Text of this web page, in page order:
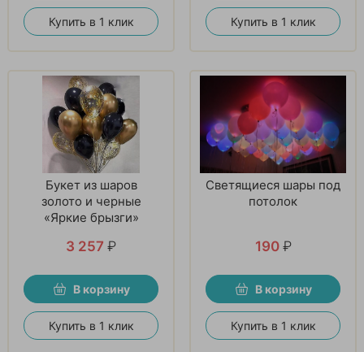
Купить в 1 клик Купить в 1 клик
Букет из шаров
золото и черные
«Яркие брызги»
3 257 ₽
В корзину
Купить в 1 клик
Светящиеся шары под
потолок
190 ₽
В корзину
Купить в 1 клик